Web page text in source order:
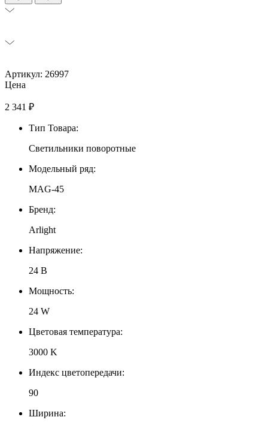
Артикул: 26997
Цена
2 341 ₽
Тип Товара:
Светильники поворотные
Модельный ряд:
MAG-45
Бренд:
Arlight
Напряжение:
24 В
Мощность:
24 W
Цветовая температура:
3000 K
Индекс цветопередачи:
90
Ширина: